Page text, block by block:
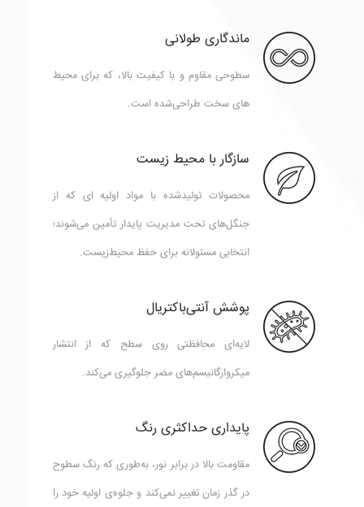
ماندگاری طولانی
سطوحی مقاوم و با کیفیت بالا، که برای محیط
های سخت طراحی‌شده است.
سازگار با محیط زیست
محصولات تولیدشده با مواد اولیه ای که از
جنگل‌های تحت مدیریت پایدار تأمین می‌شوند؛
انتخابی مسئولانه برای حفظ محیط‌زیست.
پوشش آنتی‌باکتریال
لایه‌ای محافظتی روی سطح که از انتشار
میکروارگانیسم‌های مضر جلوگیری می‌کند.
پایداری حداکثری رنگ
مقاومت بالا در برابر نور، به‌طوری که رنگ سطوح
در گذر زمان تغییر نمی‌کند و جلوه‌ی اولیه خود را